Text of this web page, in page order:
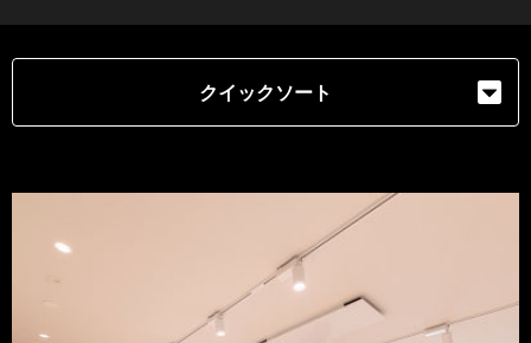
クイックソート